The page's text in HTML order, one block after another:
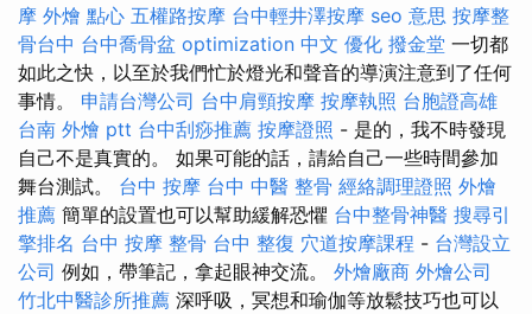
摩 外燴 點心 五權路按摩 台中輕井澤按摩 seo 意思 按摩整
骨台中 台中喬骨盆 optimization 中文 優化 撥金堂 一切都
如此之快，以至於我們忙於燈光和聲音的導演注意到了任何
事情。 申請台灣公司 台中肩頸按摩 按摩執照 台胞證高雄
台南 外燴 ptt 台中刮痧推薦 按摩證照 - 是的，我不時發現
自己不是真實的。 如果可能的話，請給自己一些時間參加
舞台測試。 台中 按摩 台中 中醫 整骨 經絡調理證照 外燴
推薦 簡單的設置也可以幫助緩解恐懼 台中整骨神醫 搜尋引
擎排名 台中 按摩 整骨 台中 整復 穴道按摩課程 - 台灣設立
公司 例如，帶筆記，拿起眼神交流。 外燴廠商 外燴公司
竹北中醫診所推薦 深呼吸，冥想和瑜伽等放鬆技巧也可以